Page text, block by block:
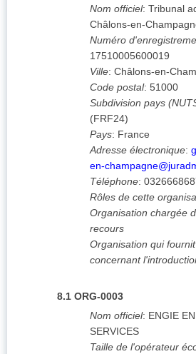
Nom officiel: Tribunal
Châlons-en-
Numéro
17510005600019
Ville: Châlons-en-
Code postal: 51000
Subdivision pays
(FRF24)
Pays: France
Adresse électronique:
en-
Téléphone:
Rôles de cette
Organisation chargée
recours
Organisation qui
concernant
8.1 ORG-0003
Nom officiel: ENGIE
SERVICES
Taille de l'opérateur